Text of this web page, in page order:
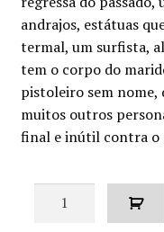
andrajos, estátuas
termal, um surfista,
tem o corpo do
pistoleiro sem nome,
muitos outros
final e inútil contra o
Quantidade